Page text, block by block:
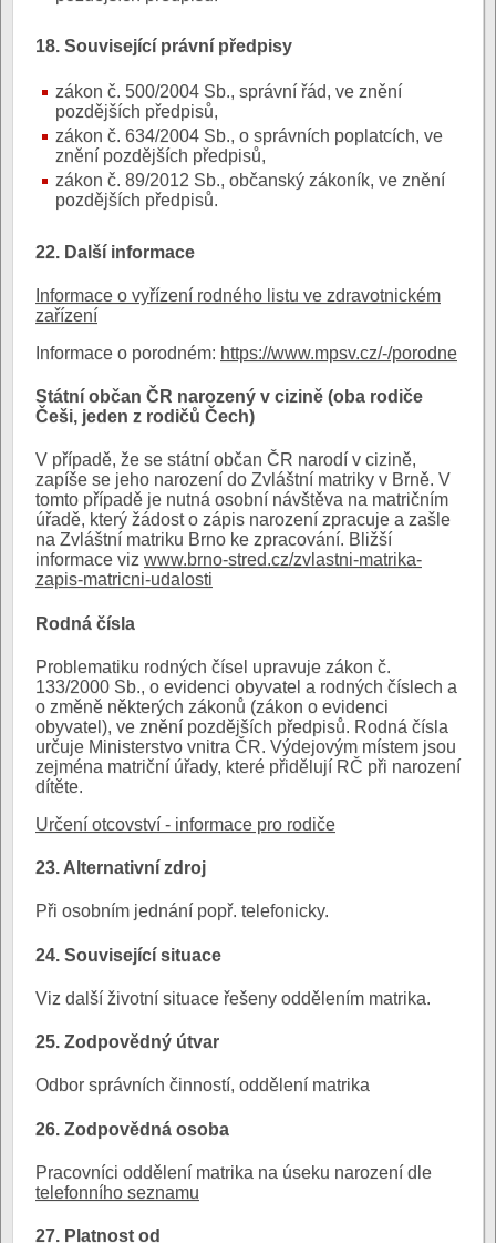
18. Související právní předpisy
zákon č. 500/2004 Sb., správní řád, ve znění
pozdějších předpisů,
zákon č. 634/2004 Sb., o správních poplatcích, ve
znění pozdějších předpisů,
zákon č. 89/2012 Sb., občanský zákoník, ve znění
pozdějších předpisů.
22. Další informace
Informace o vyřízení rodného listu ve zdravotnickém
zařízení
Informace o porodném: https://www.mpsv.cz/-/porodne
Státní občan ČR narozený v cizině (oba rodiče
Češi, jeden z rodičů Čech)
V případě, že se státní občan ČR narodí v cizině,
zapíše se jeho narození do Zvláštní matriky v Brně. V
tomto případě je nutná osobní návštěva na matričním
úřadě, který žádost o zápis narození zpracuje a zašle
na Zvláštní matriku Brno ke zpracování. Bližší
informace viz www.brno-stred.cz/zvlastni-matrika-
zapis-matricni-udalosti
Rodná čísla
Problematiku rodných čísel upravuje zákon č.
133/2000 Sb., o evidenci obyvatel a rodných číslech a
o změně některých zákonů (zákon o evidenci
obyvatel), ve znění pozdějších předpisů. Rodná čísla
určuje Ministerstvo vnitra ČR. Výdejovým místem jsou
zejména matriční úřady, které přidělují RČ při narození
dítěte.
Určení otcovství - informace pro rodiče
23. Alternativní zdroj
Při osobním jednání popř. telefonicky.
24. Související situace
Viz další životní situace řešeny oddělením matrika.
25. Zodpovědný útvar
Odbor správních činností, oddělení matrika
26. Zodpovědná osoba
Pracovníci oddělení matrika na úseku narození dle
telefonního seznamu
27. Platnost od